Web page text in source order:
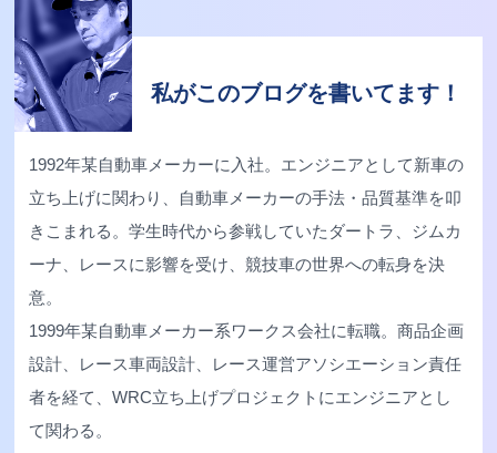
私がこのブログを書いてます！
1992年某自動車メーカーに入社。エンジニアとして新車の
立ち上げに関わり、自動車メーカーの手法・品質基準を叩
きこまれる。学生時代から参戦していたダートラ、ジムカ
ーナ、レースに影響を受け、競技車の世界への転身を決
意。
1999年某自動車メーカー系ワークス会社に転職。商品企画
設計、レース車両設計、レース運営アソシエーション責任
者を経て、WRC立ち上げプロジェクトにエンジニアとし
て関わる。